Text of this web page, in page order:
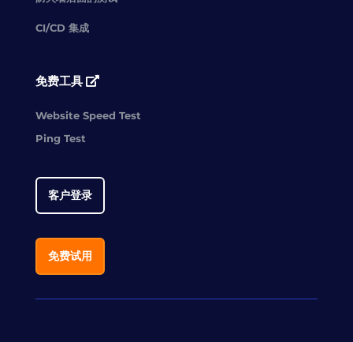
CI/CD 集成
免费工具
Website Speed Test
Ping Test
客户登录
免费试用